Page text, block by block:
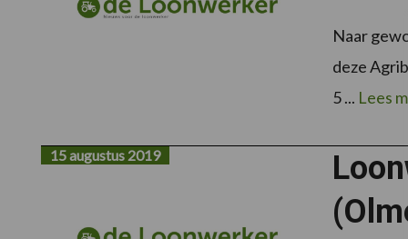
Naar
deze
5 ... Lees
15 augustus 2019